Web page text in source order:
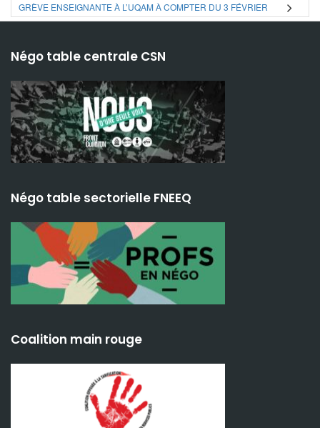
GRÈVE ENSEIGNANTE À L’UQAM À COMPTER DU 3 FÉVRIER
Négo table centrale CSN
Négo table sectorielle FNEEQ
Coalition main rouge